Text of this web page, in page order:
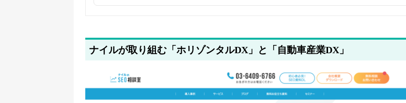
ナイルが取り組む「ホリゾンタルDX」と「自動車産業DX」